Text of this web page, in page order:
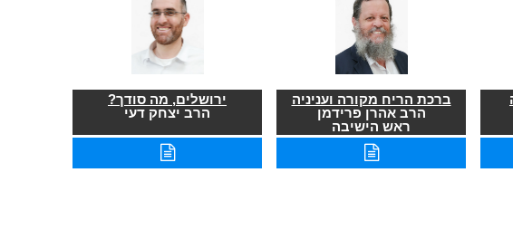
ברכת הריח מקורה ועניניה
הרב אהרן פרידמן
ראש הישיבה
ירושלים, מה סודך?
הרב יצחק דעי